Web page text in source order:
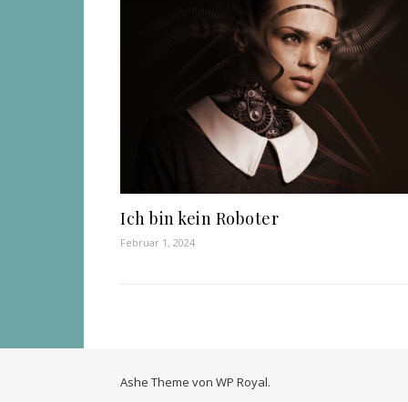
Ich bin kein Roboter
Februar 1, 2024
Ashe Theme von WP Royal.